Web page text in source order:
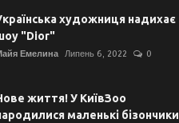
художниця надихає
"Dior"
Емелина Липень 6, 2022 0
життя! У КиївЗоо
маленькі бізончики